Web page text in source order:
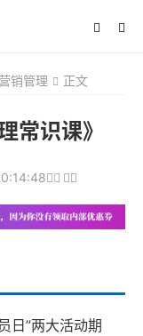
营销管理 正文
常识课》
日”两大活动期